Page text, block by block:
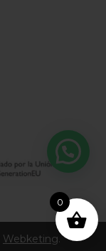
Webketing.
0